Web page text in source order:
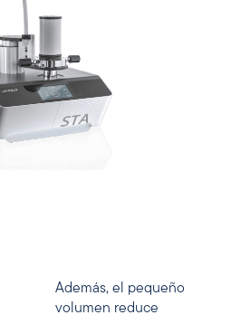
Además, el pequeño
volumen reduce